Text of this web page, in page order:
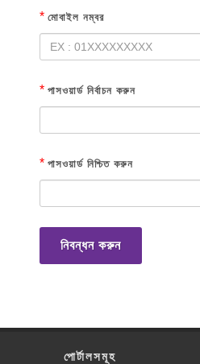
* মোবাইল নম্বর
* পাসওয়ার্ড নির্বাচন করুন
* পাসওয়ার্ড নিশ্চিত করুন
নিবন্ধন করুন
পোর্টালসমূহ